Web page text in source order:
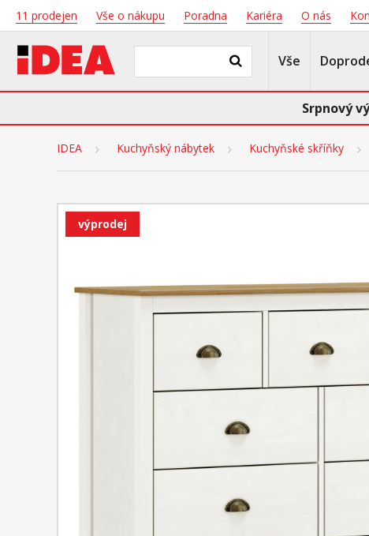
11 prodejen Vše o nákupu Poradna Kariéra O nás
Vše
Srpnový
IDEA Kuchyňský nábytek Kuchyňské skříňky
výprodej